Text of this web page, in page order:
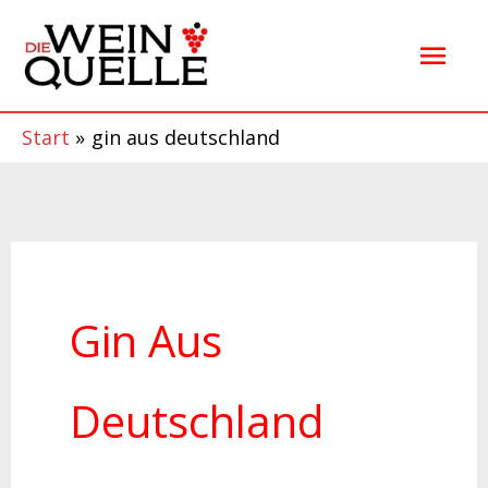
Inhalt
springen
Start gin aus deutschland
Gin Aus
Deutschland